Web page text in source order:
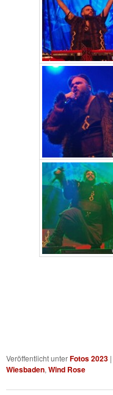
Veröffentlicht unterFotos 2023 |
Wiesbaden, Wind Rose